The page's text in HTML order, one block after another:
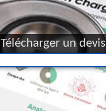
Télécharger un devis